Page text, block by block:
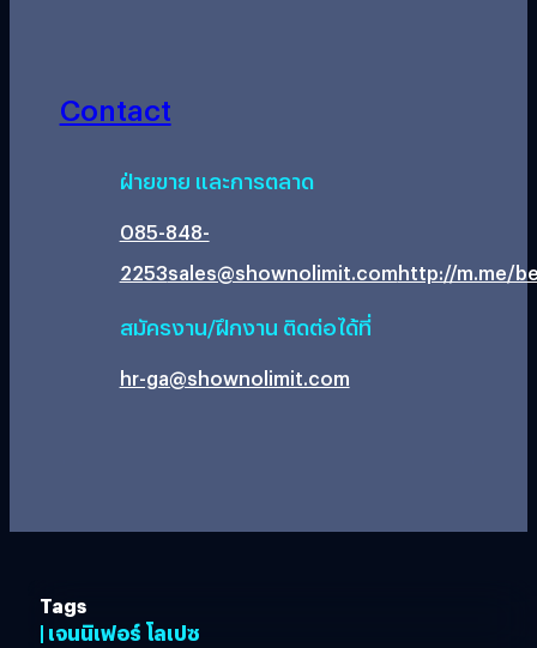
Contact
ฝ่ายขาย และการตลาด
085-848-
2253sales@shownolimit.comhttp://m.me/
สมัครงาน/ฝึกงาน ติดต่อได้ที่
hr-ga@shownolimit.com
Tags
| เจนนิเฟอร์ โลเปซ